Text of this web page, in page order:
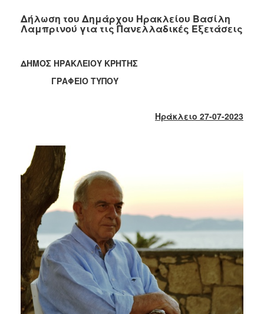
2022
2020
2019
2015
2013
2012
2011
2006
ΤΟΠΟΣ
Δήλωση του Δημάρχου Ηρακλείου Βασίλη
Λαμπρινού για τις Πανελλαδικές Εξετάσεις
ΔΗΜΟΣ ΗΡΑΚΛΕΙΟΥ ΚΡΗΤΗΣ
ΓΡΑΦΕΙΟ ΤΥΠΟΥ
Ηράκλειο 27-07-2023